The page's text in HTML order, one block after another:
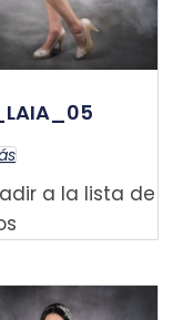
a la lista de